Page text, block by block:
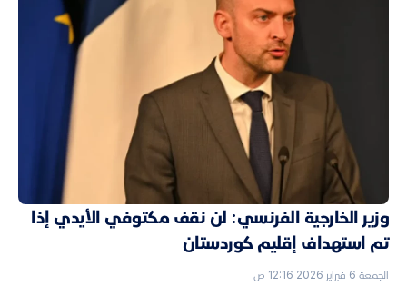
وزير الخارجية الفرنسي: لن نقف مكتوفي الأيدي إذا
تم استهداف إقليم كوردستان
الجمعة 6 فبراير 2026 12:16 ص